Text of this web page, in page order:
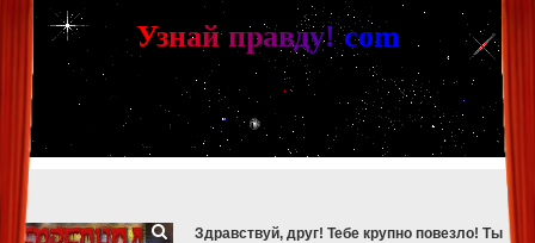
[phpBB Debug] PHP Warning : in file [ROOT]/phpbb/db/driver/mysqli.php
mysqli_fetch_assoc(): Couldn't fetch mysqli_result
[phpBB Debug] PHP Warning: in file[ROOT]/phpbb/db/driver/mysqli.php 329
mysqli_free_result(): Couldn't fetch mysqli_result
[phpBB Debug] PHP Warning
[ROOT]/phpbb/db/driver/mysqli.php on line 265
mysqli_fetch_assoc(): Couldn't fetch mysqli_result
[phpBB Debug] PHP Warning
: in file [ROOT]/phpbb/db/driver/mysqli.php on line329
mysqli_free_result(): Couldn't fetch mysqli_result
[phpBB Debug] PHP Warning: in file [ROOT]/phpbb/db/driver/mysqli.php on line 265
mysqli_fetch_assoc(): Couldn't fetch mysqli_result
[phpBB Debug] PHP Warning
[ROOT]/phpbb/db/driver/mysqli.php on line329:
mysqli_free_result(): Couldn't fetch mysqli_result
Узнай правду! com
Здравствуй, друг! Тебе крупно повезло! Ты